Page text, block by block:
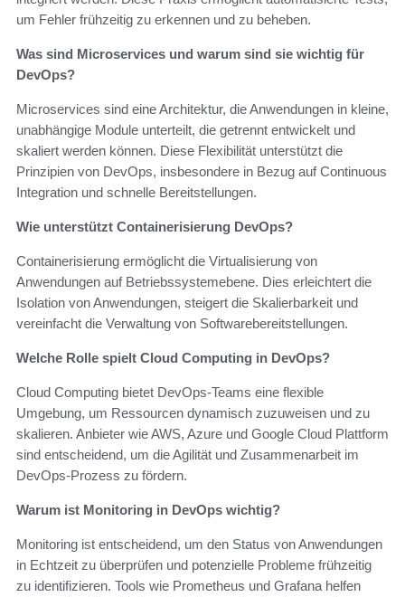
um Fehler frühzeitig zu erkennen und zu beheben.
Was sind Microservices und warum sind sie wichtig für
DevOps?
Microservices sind eine Architektur, die Anwendungen in kleine,
unabhängige Module unterteilt, die getrennt entwickelt und
skaliert werden können. Diese Flexibilität unterstützt die
Prinzipien von DevOps, insbesondere in Bezug auf Continuous
Integration und schnelle Bereitstellungen.
Wie unterstützt Containerisierung DevOps?
Containerisierung ermöglicht die Virtualisierung von
Anwendungen auf Betriebssystemebene. Dies erleichtert die
Isolation von Anwendungen, steigert die Skalierbarkeit und
vereinfacht die Verwaltung von Softwarebereitstellungen.
Welche Rolle spielt Cloud Computing in DevOps?
Cloud Computing bietet DevOps-Teams eine flexible
Umgebung, um Ressourcen dynamisch zuzuweisen und zu
skalieren. Anbieter wie AWS, Azure und Google Cloud Plattform
sind entscheidend, um die Agilität und Zusammenarbeit im
DevOps-Prozess zu fördern.
Warum ist Monitoring in DevOps wichtig?
Monitoring ist entscheidend, um den Status von Anwendungen
in Echtzeit zu überprüfen und potenzielle Probleme frühzeitig
zu identifizieren. Tools wie Prometheus und Grafana helfen